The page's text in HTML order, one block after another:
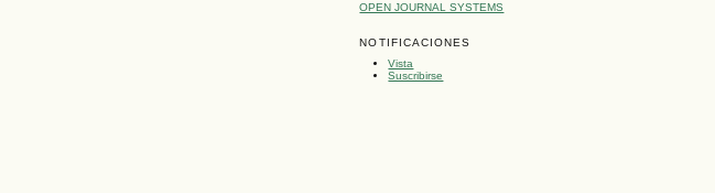
OPEN JOURNAL SYSTEMS
NOTIFICACIONES
Vista
Suscribirse